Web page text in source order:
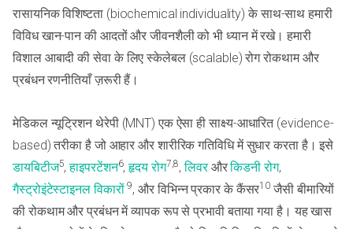
रासायनिक विशिष्टता (biochemical individuality) के साथ-साथ हमारी
विविध खान-पान की आदतों और जीवनशैली को भी ध्यान में रखे। हमारी
विशाल आबादी की सेवा के लिए स्केलेबल (scalable) रोग रोकथाम और
प्रबंधन रणनीतियाँ ज़रूरी हैं।
मेडिकल न्यूट्रिशन थेरेपी (MNT) एक ऐसा ही साक्ष्य-आधारित (evidence-
based) तरीका है जो आहार और शारीरिक गतिविधि में सुधार करता है। इसे
डायबिटीज5,हाइपरटेंशन6,हृदय रोग7,8,लिवरऔरकिडनी रोग,
गैस्ट्रोइंटेस्टाइनल विकारों 9, और विभिन्न प्रकार के कैंसर10 जैसी बीमारियों
की रोकथाम और प्रबंधन में व्यापक रूप से प्रभावी बताया गया है। यह खास